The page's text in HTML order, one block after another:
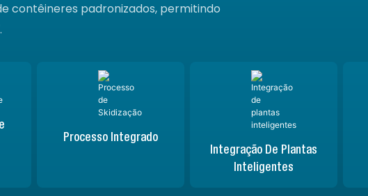
contêineres padronizados, permitindo
Processo Integrado
Integração De Plantas
Inteligentes